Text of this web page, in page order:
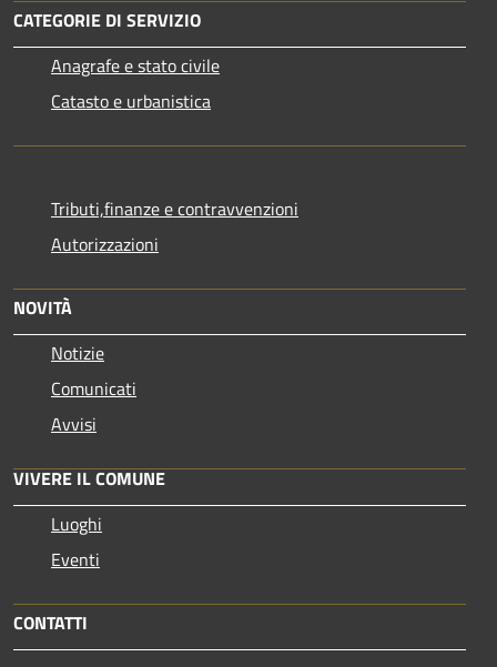
CATEGORIE DI SERVIZIO
Anagrafe e stato civile
Catasto e urbanistica
Tributi,finanze e contravvenzioni
Autorizzazioni
NOVITÀ
Notizie
Comunicati
Avvisi
VIVERE IL COMUNE
Luoghi
Eventi
CONTATTI